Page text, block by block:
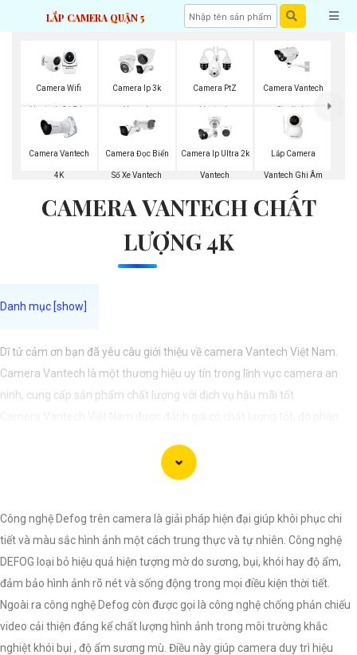
LẮP CAMERA QUẬN 5
Camera Wifi
Vantech Có Báo
Động
Camera Ip 3k
Vanech
Camera PtZ
Vantech
Camera Vantech
Starlight
Camera Vantech
4K
Camera Đọc Biển
Số Xe Vantech
Camera Ip Ultra 2k
Vantech
Lắp Camera
Vantech Ghi Âm
CAMERA VANTECH CHẤT
LƯỢNG 4K
Dĩ tử cảm ơn bạn đã yêu câu giới thiệu về camera Vantech Việt Nam.
Camera Vantech là một thương hiệu uy tín trong lĩnh vực camera an
ninh, cung cấp sản phẩm chất lượng với dịch vụ hậu mãi tốt.
nước, chống va đập, phù hợp sử dụng trong nhiều môi trường khác
lại sự an tâm cho người dùng trong việc giám sát và bảo vệ tài sản.
Đồng thời, giá cả của sản phẩm cũng được đánh giá là hợp lý, phải
chăng.
Nếu bạn cần thêm thông tin chi tiết về sản phẩm hay muốn tư vấn, hãy
liên hệ với đại lý phân phối chính thức của Vantech để được hỗ trợ tốt
nhất.
Công nghệ Defog trên camera là giải pháp hiện đại giúp khôi phục chi
tiết và màu sắc hình ảnh một cách trung thực và tự nhiên. Công nghệ
DEFOG loại bỏ hiệu quả hiện tượng mờ do sương, bụi, khói hay độ ẩm,
đảm bảo hình ảnh rõ nét và sống động trong mọi điều kiện thời tiết.
Ngoài ra công nghệ Defog còn được gọi là công nghệ chống phản chiếu
video cải thiện đáng kể chất lượng hình ảnh trong môi trường khắc
nghiệt khói bụi , độ ẩm sương mù. Điều này giúp camera duy trì hiệu